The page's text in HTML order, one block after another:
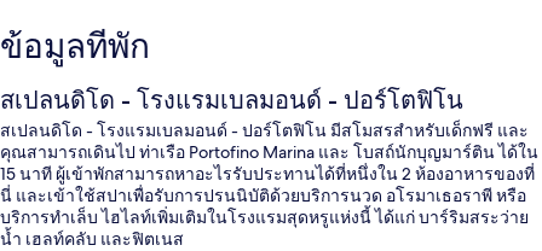
ข้อมูลที่พัก
สเปลนดิโด - โรงแรมเบลมอนด์ - ปอร์โตฟิโน
สเปลนดิโด - โรงแรมเบลมอนด์ - ปอร์โตฟิโน มีสโมสรสำหรับเด็กฟรี และ
คุณสามารถเดินไป ท่าเรือ Portofino Marina และ โบสถ์นักบุญมาร์ติน ได้ใน
15 นาที ผู้เข้าพักสามารถหาอะไรรับประทานได้ที่หนึ่งใน 2 ห้องอาหารของที่
นี่ และเข้าใช้สปาเพื่อรับการปรนนิบัติด้วยบริการนวด อโรมาเธอราพี หรือ
บริการทำเล็บ ไฮไลท์เพิ่มเติมในโรงแรมสุดหรูแห่งนี้ ได้แก่ บาร์ริมสระว่าย
น้ำ เฮลท์คลับ และฟิตเนส